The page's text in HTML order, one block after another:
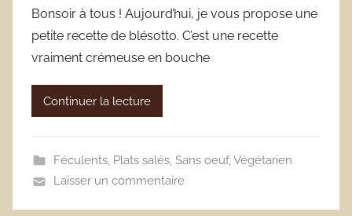
Bonsoir à tous ! Aujourd’hui, je vous propose une
petite recette de blésotto. C’est une recette
vraiment crémeuse en bouche
Continuer la lecture
Féculents, Plats salés, Sans oeuf,Végétarien
Laisser un commentaire